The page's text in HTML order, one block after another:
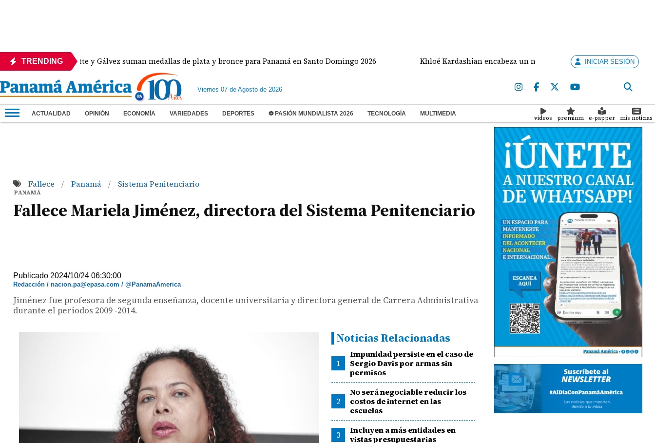
TRENDING
Heurtematte y Gálvez suman medallas de plata y bronce para Panamá en Santo Domingo 2026 Khloé Kardashian encabeza un nuevo programa de telerrealidad
INICIAR SESIÓN
Viernes 07 de Agosto de 2026
ACTUALIDAD OPINIÓN ECONOMÍA VARIEDADES DEPORTES ⚽ PASIÓN MUNDIALISTA 2026 TECNOLOGÍA MULTIMEDIA
videos premium e-papper mis noticias
Fallece / Panamá / Sistema Penitenciario
PANAMÁ
Fallece Mariela Jiménez, directora del Sistema Penitenciario
Publicado 2024/10/24 06:30:00
Redacción / nacion.pa@epasa.com / @PanamaAmerica
Jiménez fue profesora de segunda enseñanza, docente universitaria y directora general de Carrera Administrativa
durante el periodos 2009 -2014.
Noticias Relacionadas
1
Impunidad persiste en el caso de
Sergio Davis por armas sin
permisos
2
No será negociable reducir los
costos de internet en las
escuelas
3
Incluyen a más entidades en
vistas presupuestarias